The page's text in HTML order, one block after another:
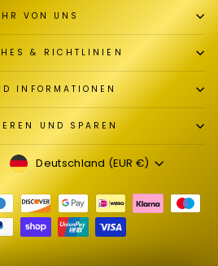
VON UNS
& RICHTLINIEN
INFORMATIONEN
UND SPAREN
WÄHRUNG
Deutschland (EUR €)